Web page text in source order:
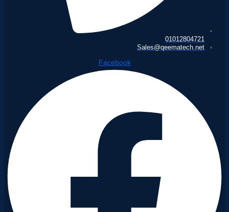
01012804721
Sales@qeematech.net
Facebook